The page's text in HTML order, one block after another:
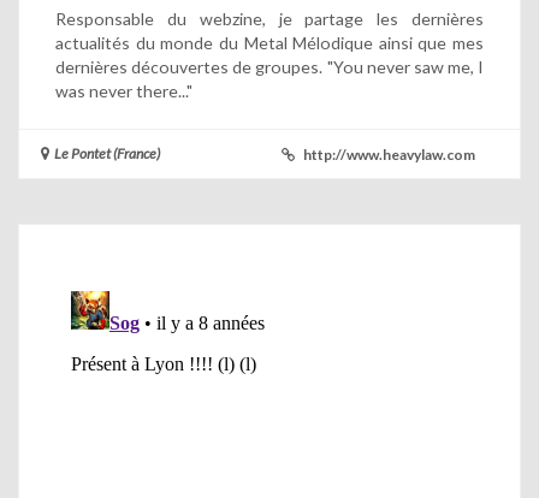
Responsable du webzine, je partage les dernières
actualités du monde du Metal Mélodique ainsi que mes
dernières découvertes de groupes. "You never saw me, I
was never there..."
Le Pontet (France) http://www.heavylaw.com